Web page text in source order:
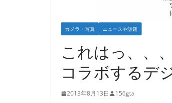
カメラ・写真 ニュースや話題
これはっ、、
コラボするデ
2013年8月13日 156gta